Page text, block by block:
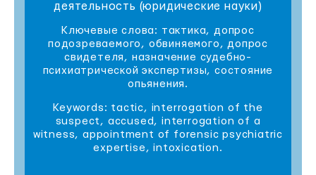
деятельность (юридические науки)
Ключевые слова: тактика, допрос
подозреваемого, обвиняемого, допрос
свидетеля, назначение судебно-
психиатрической экспертизы, состояние
опьянения.
Keywords: tactic, interrogation of the
suspect, accused, interrogation of a
witness, appointment of forensic psychiatric
expertise, intoxication.